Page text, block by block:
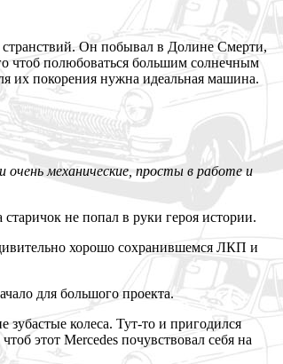
странствий. Он побывал в Долине Смерти,
чтоб полюбоваться большим солнечным
их покорения нужна идеальная машина.
механические, просты в работе и
не попал в руки героя истории.
хорошо сохранившемся ЛКП и
для большого проекта.
колеса. Тут-то и пригодился
этот Mercedes почувствовал себя на